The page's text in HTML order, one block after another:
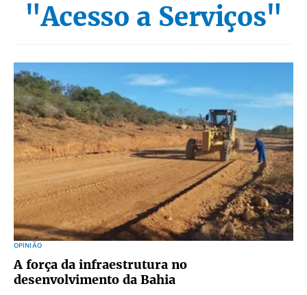
"Acesso a Serviços"
OPINIÃO
A força da infraestrutura no
desenvolvimento da Bahia